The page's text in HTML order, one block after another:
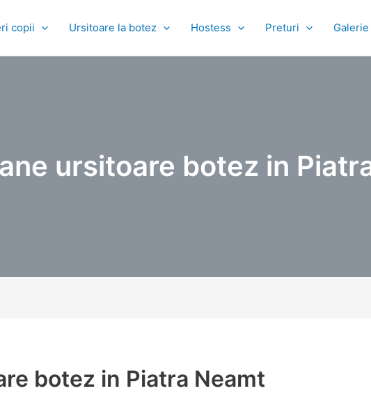
copii Ursitoare la botez Hostess Preturi Galerie
ursitoare botez in
botez in Piatra Neamt